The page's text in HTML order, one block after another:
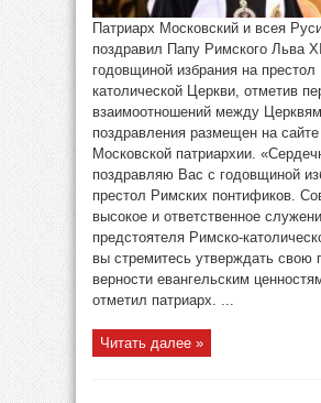
Патриарх Московский и всея
поздравил Папу Римского Льва
годовщиной избрания на
католической Церкви, отметив
взаимоотношений между
поздравления размещен на сайте
Московской патриархии.
поздравляю Вас с годовщиной
престол Римских понтификов.
высокое и ответственное
предстоятеля Римско-
вы стремитесь утверждать свою
верности евангельским
отметил патриарх. ...
Читать далее »